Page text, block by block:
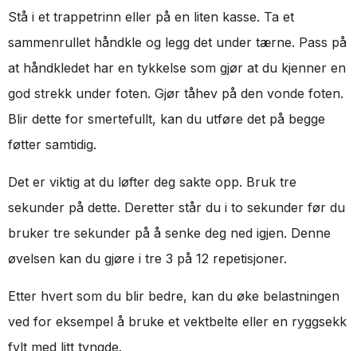
Stå i et trappetrinn eller på en liten kasse. Ta et
sammenrullet håndkle og legg det under tærne. Pass på
at håndkledet har en tykkelse som gjør at du kjenner en
god strekk under foten. Gjør tåhev på den vonde foten.
Blir dette for smertefullt, kan du utføre det på begge
føtter samtidig.
Det er viktig at du løfter deg sakte opp. Bruk tre
sekunder på dette. Deretter står du i to sekunder før du
bruker tre sekunder på å senke deg ned igjen. Denne
øvelsen kan du gjøre i tre 3 på 12 repetisjoner.
Etter hvert som du blir bedre, kan du øke belastningen
ved for eksempel å bruke et vektbelte eller en ryggsekk
fylt med litt tyngde.